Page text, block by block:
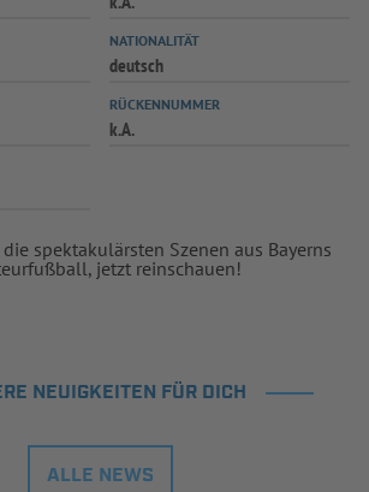
SPIELPLUS
NATIONALITÄT
deutsch
RÜCKENNUMMER
k.A.
spektakulärsten Szenen aus Bayerns
jetzt reinschauen!
NEUIGKEITEN FÜR DICH
ALLE NEWS